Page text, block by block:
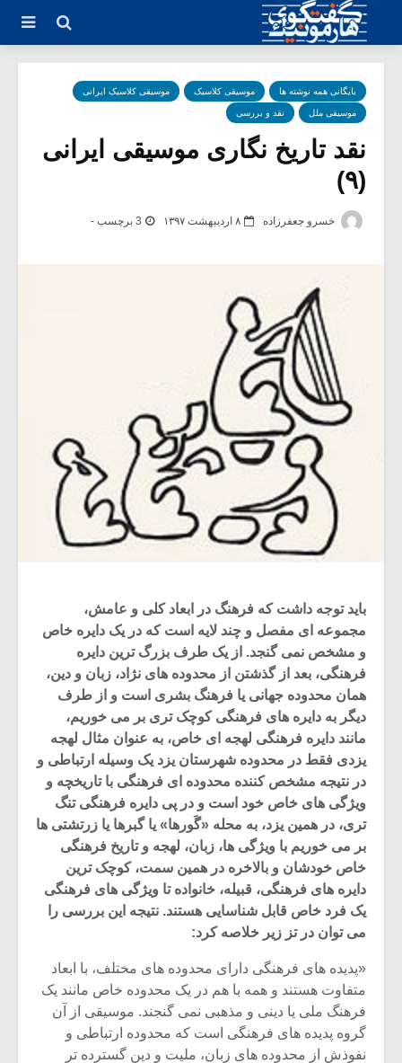
بایگانی همه نوشته ها موسیقی کلاسیک موسیقی کلاسیک ایرانی
موسیقی ملل نقد و بررسی
نقد تاریخ نگاری موسیقی ایرانی
(۹)
خسرو جعفرزاده ۸ اردیبهشت ۱۳۹۷ 3 برچسب -
باید توجه داشت که فرهنگ در ابعاد کلی و عامش،
مجموعه ای مفصل و چند لایه است که در یک دایره خاص
و مشخص نمی گنجد. از یک طرف بزرگ ترین دایره
فرهنگی، بعد از گذشتن از محدوده های نژاد، زبان و دین،
همان محدوده جهانی یا فرهنگ بشری است و از طرف
دیگر به دایره های فرهنگی کوچک تری بر می خوریم،
مانند دایره فرهنگی لهجه ای خاص، به عنوان مثال لهجه
یزدی فقط در محدوده شهرستان یزد یک وسیله ارتباطی و
در نتیجه مشخص کننده محدوده ای فرهنگی با تاریخچه و
ویژگی های خاص خود است و در پی دایره فرهنگی تنگ
تری، در همین یزد، به محله «گَورها» یا گبرها یا زرتشتی ها
بر می خوریم با ویژگی ها، زبان، لهجه و تاریخ فرهنگی
خاص خودشان و بالاخره در همین سمت، کوچک ترین
دایره های فرهنگی، قبیله، خانواده تا ویژگی های فرهنگی
یک فرد خاص قابل شناسایی هستند. نتیجه این بررسی را
می توان در تز زیر خلاصه کرد:
«پدیده های فرهنگی دارای محدوده های مختلف، با ابعاد
متفاوت هستند و همه با هم در یک محدوده خاص مانند یک
فرهنگ ملی یا دینی و مذهبی نمی گنجند. موسیقی از آن
گروه پدیده های فرهنگی است که محدوده ارتباطی و
نفوذش از محدوده های زبان، ملیت و دین گسترده تر